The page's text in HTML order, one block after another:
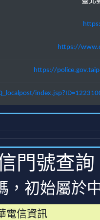
https://
https://
門號查詢
初始屬於
電信資訊